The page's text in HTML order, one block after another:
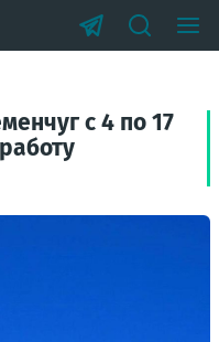
с 4 по 17